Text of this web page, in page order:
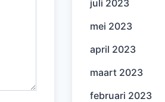
juli 2023
mei 2023
april 2023
maart 2023
februari 2023